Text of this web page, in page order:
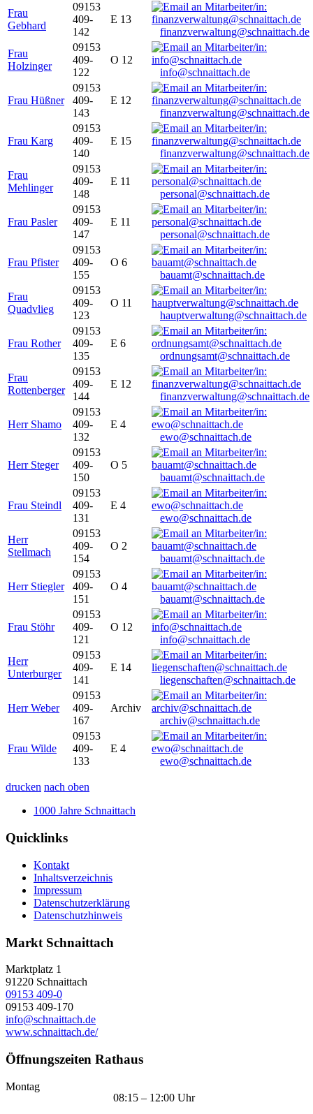
Frau
Gebhard
09153
409-
142
E 13
finanzverwaltung@schnaittach.de
Frau
Holzinger
09153
409-
122
O 12
info@schnaittach.de
Frau Hüßner
09153
409-
143
E 12
finanzverwaltung@schnaittach.de
Frau Karg
09153
409-
140
E 15
finanzverwaltung@schnaittach.de
Frau
Mehlinger
09153
409-
148
E 11
personal@schnaittach.de
Frau Pasler
09153
409-
147
E 11
personal@schnaittach.de
Frau Pfister
09153
409-
155
O 6
bauamt@schnaittach.de
Frau
Quadvlieg
09153
409-
123
O 11
hauptverwaltung@schnaittach.de
Frau Rother
09153
409-
135
E 6
ordnungsamt@schnaittach.de
Frau
Rottenberger
09153
409-
144
E 12
finanzverwaltung@schnaittach.de
Herr Shamo
09153
409-
132
E 4
ewo@schnaittach.de
Herr Steger
09153
409-
150
O 5
bauamt@schnaittach.de
Frau Steindl
09153
409-
131
E 4
ewo@schnaittach.de
Herr
Stellmach
09153
409-
154
O 2
bauamt@schnaittach.de
Herr Stiegler
09153
409-
151
O 4
bauamt@schnaittach.de
Frau Stöhr
09153
409-
121
O 12
info@schnaittach.de
Herr
Unterburger
09153
409-
141
E 14
liegenschaften@schnaittach.de
Herr Weber
09153
409-
167
Archiv
archiv@schnaittach.de
Frau Wilde
09153
409-
133
E 4
ewo@schnaittach.de
drucken nach oben
1000 Jahre Schnaittach
Quicklinks
Kontakt
Inhaltsverzeichnis
Impressum
Datenschutzerklärung
Datenschutzhinweis
Markt Schnaittach
Marktplatz 1
91220 Schnaittach
09153 409-0
09153 409-170
info@schnaittach.de
www.schnaittach.de/
Öffnungszeiten Rathaus
Montag
08:15 – 12:00 Uhr